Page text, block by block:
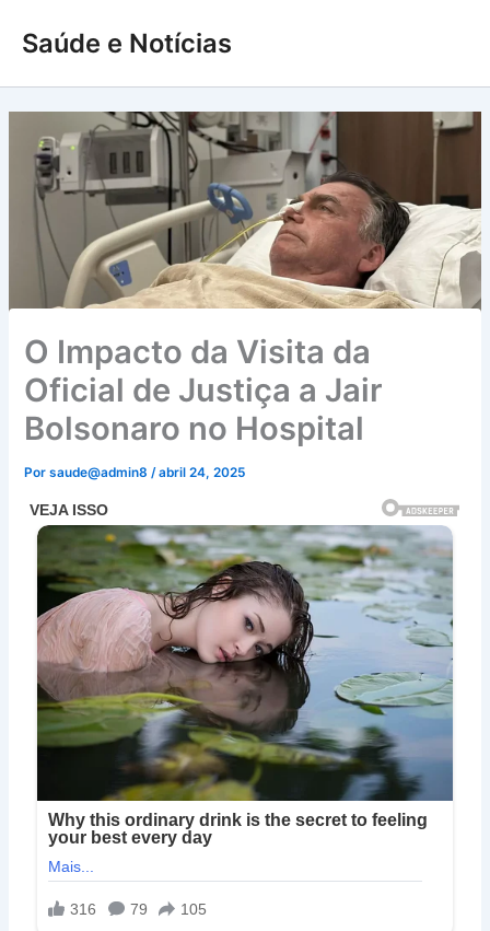
para
conteúdo
Saúde e Notícias
O Impacto da Visita da
Oficial de Justiça a Jair
Bolsonaro no Hospital
Porsaude@admin8/abril 24, 2025